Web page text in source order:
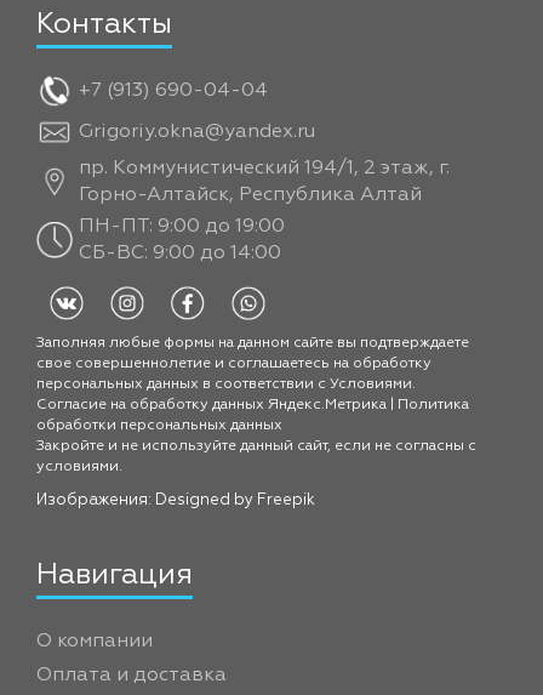
Контакты
+7 (913) 690-04-04
Grigoriy.okna@yandex.ru
пр. Коммунистический 194/1, 2 этаж, г.
Горно-Алтайск, Республика Алтай
ПН-ПТ: 9:00 до 19:00
СБ-ВС: 9:00 до 14:00
Заполняя любые формы на данном сайте вы подтверждаете
свое совершеннолетие и соглашаетесь на обработку
персональных данных в соответствии с Условиями.
Согласие на обработку данных Яндекс.Метрика
Политика
обработки персональных данных
Закройте и не используйте данный сайт, если не согласны с
условиями.
Изображения: Designed by Freepik
Навигация
О компании
Оплата и доставка